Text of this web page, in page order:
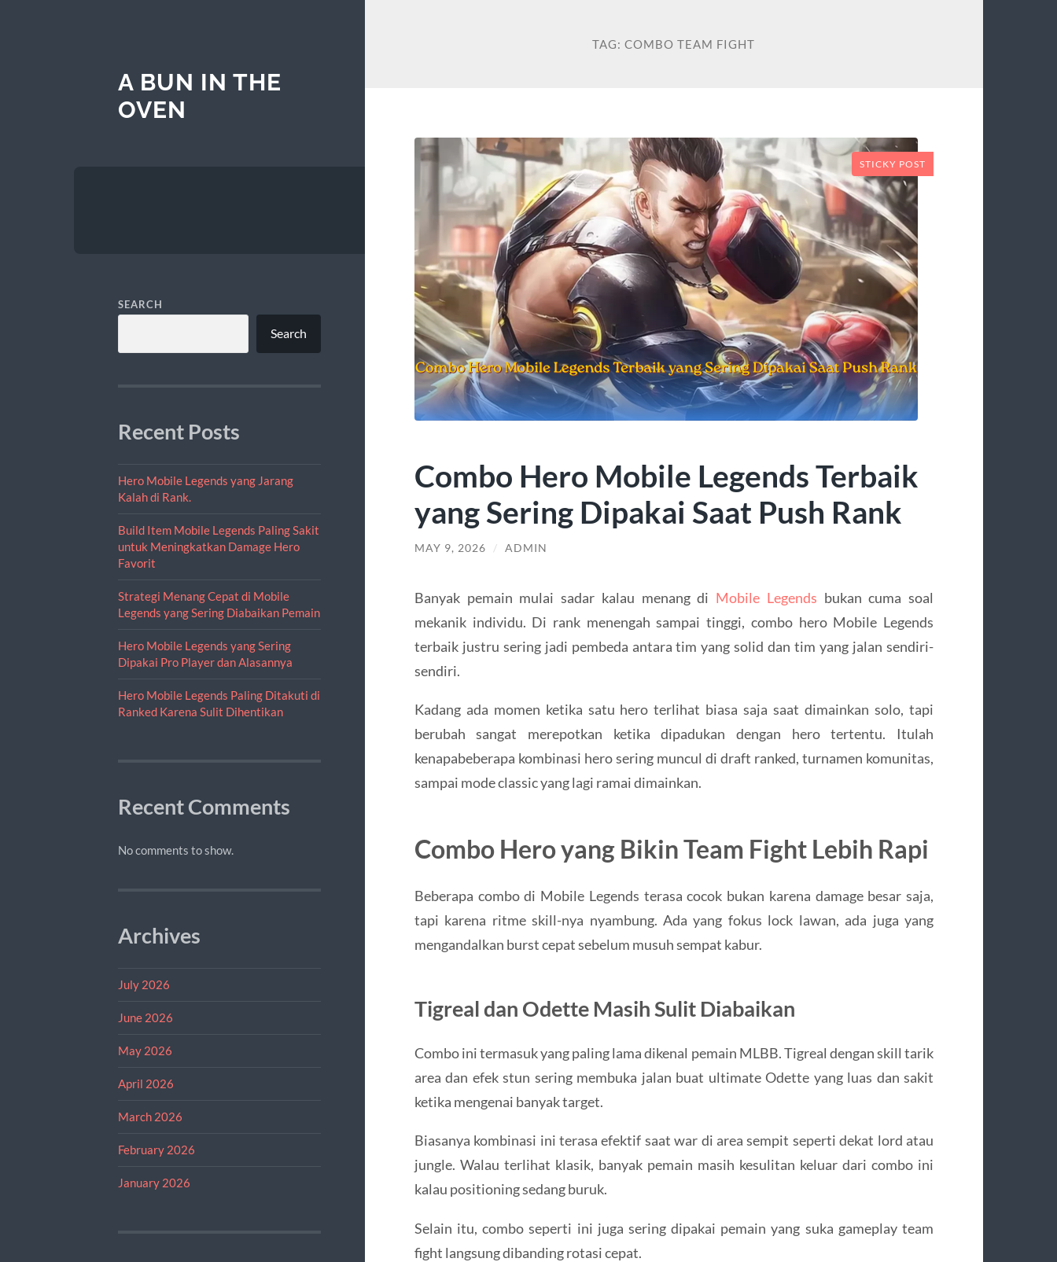
A BUN IN THE
OVEN
SEARCH
Search
Recent Posts
Hero Mobile Legends yang Jarang
Kalah di Rank.
Build Item Mobile Legends Paling Sakit
untuk Meningkatkan Damage Hero
Favorit
Strategi Menang Cepat di Mobile
Legends yang Sering Diabaikan Pemain
Hero Mobile Legends yang Sering
Dipakai Pro Player dan Alasannya
Hero Mobile Legends Paling Ditakuti di
Ranked Karena Sulit Dihentikan
Recent Comments
No comments to show.
Archives
July 2026
June 2026
May 2026
April 2026
March 2026
February 2026
January 2026
TAG:COMBO TEAM FIGHT
STICKY POST
Combo Hero Mobile Legends Terbaik
yang Sering Dipakai Saat Push Rank
MAY 9, 2026 / ADMIN
Banyak pemain mulai sadar kalau menang di Mobile Legends bukan cuma soal
mekanik individu. Di rank menengah sampai tinggi, combo hero Mobile Legends
terbaik justru sering jadi pembeda antara tim yang solid dan tim yang jalan sendiri-
sendiri.
Kadang ada momen ketika satu hero terlihat biasa saja saat dimainkan solo, tapi
berubah sangat merepotkan ketika dipadukan dengan hero tertentu. Itulah
kenapabeberapa kombinasi hero sering muncul di draft ranked, turnamen komunitas,
sampai mode classic yang lagi ramai dimainkan.
Combo Hero yang Bikin Team Fight Lebih Rapi
Beberapa combo di Mobile Legends terasa cocok bukan karena damage besar saja,
tapi karena ritme skill-nya nyambung. Ada yang fokus lock lawan, ada juga yang
mengandalkan burst cepat sebelum musuh sempat kabur.
Tigreal dan Odette Masih Sulit Diabaikan
Combo ini termasuk yang paling lama dikenal pemain MLBB. Tigreal dengan skill tarik
area dan efek stun sering membuka jalan buat ultimate Odette yang luas dan sakit
ketika mengenai banyak target.
Biasanya kombinasi ini terasa efektif saat war di area sempit seperti dekat lord atau
jungle. Walau terlihat klasik, banyak pemain masih kesulitan keluar dari combo ini
kalau positioning sedang buruk.
Selain itu, combo seperti ini juga sering dipakai pemain yang suka gameplay team
fight langsung dibanding rotasi cepat.